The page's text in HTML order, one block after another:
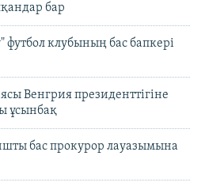
бар
клубының бас бапкері
Венгрия президенттігіне
ұсынбақ
бас прокурор лауазымына